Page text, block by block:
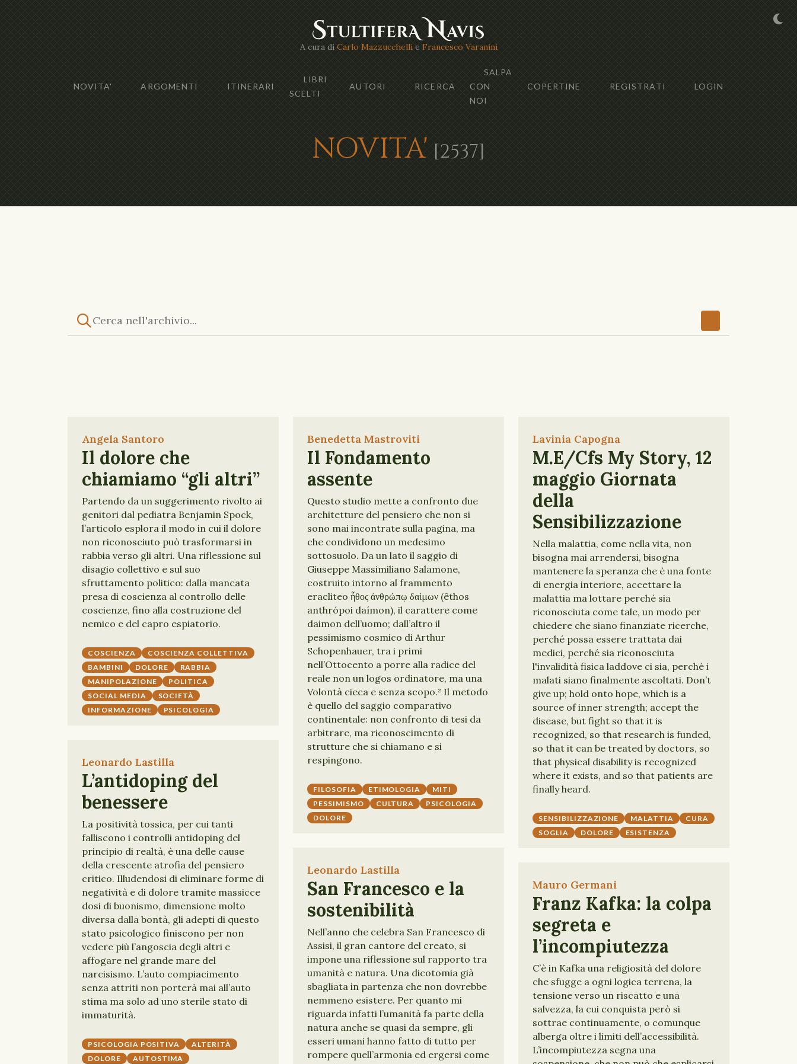
A cura di Carlo Mazzucchellie Francesco Varanini
NOVITA' ARGOMENTI ITINERARI
LIBRI
SCELTI
AUTORI RICERCA
SALPA
CON
NOI
COPERTINE REGISTRATI LOGIN
NOVITA' [2537]
Angela Santoro
Il dolore che
chiamiamo “gli altri”
Partendo da un suggerimento rivolto ai
genitori dal pediatra Benjamin Spock,
l’articolo esplora il modo in cui il dolore
non riconosciuto può trasformarsi in
rabbia verso gli altri. Una riflessione sul
disagio collettivo e sul suo
sfruttamento politico: dalla mancata
presa di coscienza al controllo delle
coscienze, fino alla costruzione del
nemico e del capro espiatorio.
COSCIENZA
COSCIENZA COLLETTIVA
BAMBINI
DOLORE
RABBIA
MANIPOLAZIONE
POLITICA
SOCIAL MEDIA
SOCIETÀ
INFORMAZIONE
PSICOLOGIA
Benedetta Mastroviti
Il Fondamento
assente
Questo studio mette a confronto due
architetture del pensiero che non si
sono mai incontrate sulla pagina, ma
che condividono un medesimo
sottosuolo. Da un lato il saggio di
Giuseppe Massimiliano Salamone,
costruito intorno al frammento
eracliteo ἦθος ἀνθρώπῳ δαίμων (êthos
anthrópoi daímon), il carattere come
daimon dell’uomo; dall’altro il
pessimismo cosmico di Arthur
Schopenhauer, tra i primi
nell’Ottocento a porre alla radice del
reale non un logos ordinatore, ma una
Volontà cieca e senza scopo.² Il metodo
è quello del saggio comparativo
continentale: non confronto di tesi da
arbitrare, ma riconoscimento di
strutture che si chiamano e si
respingono.
FILOSOFIA ETIMOLOGIA
MITI
PESSIMISMO
CULTURA
PSICOLOGIA
DOLORE
Lavinia Capogna
M.E/Cfs My Story, 12
maggio Giornata
della
Sensibilizzazione
Nella malattia, come nella vita, non
bisogna mai arrendersi, bisogna
mantenere la speranza che è una fonte
di energia interiore, accettare la
malattia ma lottare perché sia
riconosciuta come tale, un modo per
chiedere che siano finanziate ricerche,
perché possa essere trattata dai
medici, perché sia riconosciuta
l'invalidità fisica laddove ci sia, perché i
malati siano finalmente ascoltati. Don’t
give up; hold onto hope, which is a
source of inner strength; accept the
disease, but fight so that it is
recognized, so that research is funded,
so that it can be treated by doctors, so
that physical disability is recognized
where it exists, and so that patients are
finally heard.
SENSIBILIZZAZIONE MALATTIA
CURA
SOGLIA
DOLORE ESISTENZA
Leonardo Lastilla
L’antidoping del
benessere
La positività tossica, per cui tanti
falliscono i controlli antidoping del
principio di realtà, è una delle cause
della crescente atrofia del pensiero
critico. Illudendosi di eliminare forme di
negatività e di dolore tramite massicce
dosi di buonismo, dimensione molto
diversa dalla bontà, gli adepti di questo
stato psicologico finiscono per non
vedere più l’angoscia degli altri e
affogare nel grande mare del
narcisismo. L’auto compiacimento
senza attriti non porterà mai all’auto
stima ma solo ad uno sterile stato di
immaturità.
PSICOLOGIA POSITIVA
ALTERITÀ
DOLORE
AUTOSTIMA
Leonardo Lastilla
San Francesco e la
sostenibilità
Nell’anno che celebra San Francesco di
Assisi, il gran cantore del creato, si
impone una riflessione sul rapporto tra
umanità e natura. Una dicotomia già
sbagliata in partenza che non dovrebbe
nemmeno esistere. Per quanto mi
riguarda infatti l’umanità fa parte della
natura anche se quasi da sempre, gli
esseri umani hanno fatto di tutto per
rompere quell’armonia ed ergersi come
Mauro Germani
Franz Kafka: la colpa
segreta e
l’incompiutezza
C’è in Kafka una religiosità del dolore
che sfugge a ogni logica terrena, la
tensione verso un riscatto e una
salvezza, la cui conquista però si
sottrae continuamente, o comunque
alberga oltre i limiti dell’accessibilità.
L’incompiutezza segna una